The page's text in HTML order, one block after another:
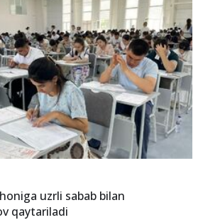
uzrli sabab bilan
qaytariladi